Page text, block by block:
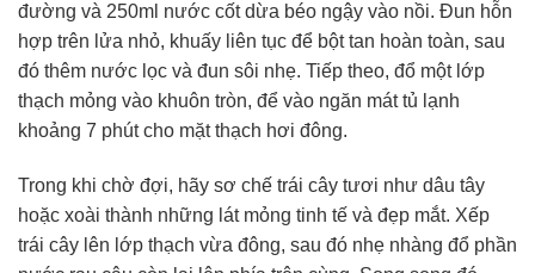
đường và 250ml nước cốt dừa béo ngậy vào nồi. Đun hỗn
hợp trên lửa nhỏ, khuấy liên tục để bột tan hoàn toàn, sau
đó thêm nước lọc và đun sôi nhẹ. Tiếp theo, đổ một lớp
thạch mỏng vào khuôn tròn, để vào ngăn mát tủ lạnh
khoảng 7 phút cho mặt thạch hơi đông.
Trong khi chờ đợi, hãy sơ chế trái cây tươi như dâu tây
hoặc xoài thành những lát mỏng tinh tế và đẹp mắt. Xếp
trái cây lên lớp thạch vừa đông, sau đó nhẹ nhàng đổ phần